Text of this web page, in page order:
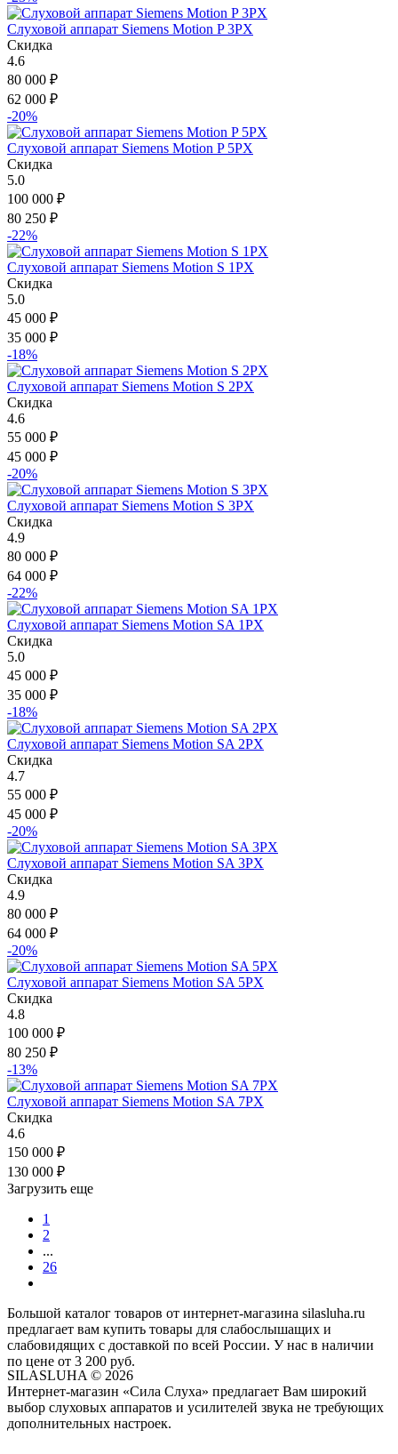
Слуховой аппарат Siemens Motion P 3PX
Скидка
4.6
80 000 ₽
62 000 ₽
-20%
Слуховой аппарат Siemens Motion P 5PX
Скидка
5.0
100 000 ₽
80 250 ₽
-22%
Слуховой аппарат Siemens Motion S 1PX
Скидка
5.0
45 000 ₽
35 000 ₽
-18%
Слуховой аппарат Siemens Motion S 2PX
Скидка
4.6
55 000 ₽
45 000 ₽
-20%
Слуховой аппарат Siemens Motion S 3PX
Скидка
4.9
80 000 ₽
64 000 ₽
-22%
Слуховой аппарат Siemens Motion SA 1PX
Скидка
5.0
45 000 ₽
35 000 ₽
-18%
Слуховой аппарат Siemens Motion SA 2PX
Скидка
4.7
55 000 ₽
45 000 ₽
-20%
Слуховой аппарат Siemens Motion SA 3PX
Скидка
4.9
80 000 ₽
64 000 ₽
-20%
Слуховой аппарат Siemens Motion SA 5PX
Скидка
4.8
100 000 ₽
80 250 ₽
-13%
Слуховой аппарат Siemens Motion SA 7PX
Скидка
4.6
150 000 ₽
130 000 ₽
Загрузить еще
1
2
...
26
Большой каталог товаров от интернет-магазина silasluha.ru
предлагает вам купить товары для слабослышащих и
слабовидящих с доставкой по всей России. У нас в наличии
по цене от 3 200 руб.
SILASLUHA © 2026
Интернет-магазин «Сила Слуха» предлагает Вам широкий
выбор слуховых аппаратов и усилителей звука не требующих
дополнительных настроек.